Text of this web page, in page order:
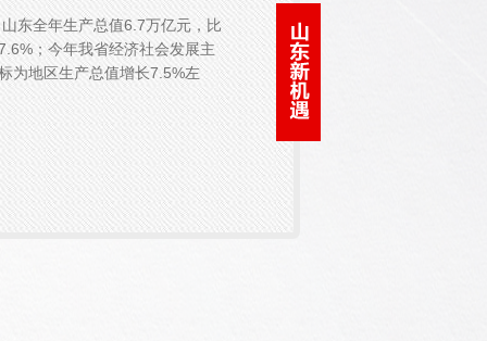
东全年生产总值6.7万亿元，比
；今年我省经济社会发展主
为地区生产总值增长7.5%左